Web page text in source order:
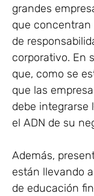
grandes
que concentran
de
corporativo. En
que, como se
que las
debe integrarse
el ADN de su
Además,
están llevando
de educación